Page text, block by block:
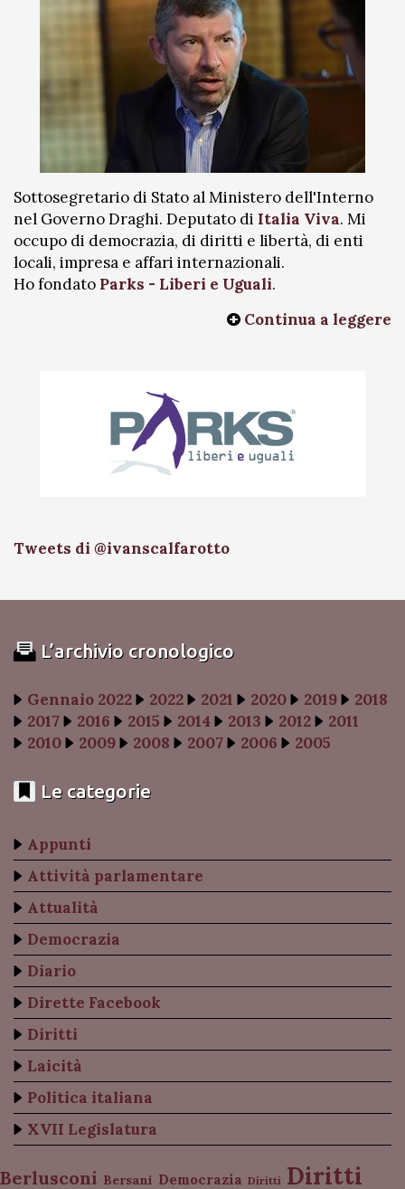
Sottosegretario di Stato al Ministero dell'Interno
nel Governo Draghi. Deputato di Italia Viva. Mi
occupo di democrazia, di diritti e libertà, di enti
locali, impresa e affari internazionali.
Ho fondato Parks - Liberi e Uguali.
Continua a leggere
Tweets di @ivanscalfarotto
L’archivio cronologico
Gennaio 2022 2022 2021 2020 2019
2018
2017
2016 2015 2014 2013 2012
2011
2010
2009 2008 2007 2006 2005
Le categorie
Appunti
Attività parlamentare
Attualità
Democrazia
Diario
Dirette Facebook
Diritti
Laicità
Politica italiana
XVII Legislatura
Berlusconi Bersani Democrazia Diritti Diritti